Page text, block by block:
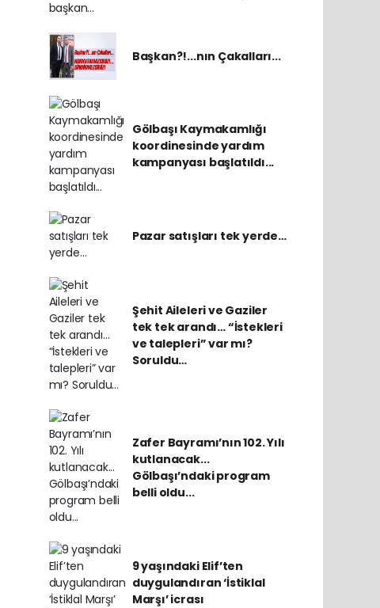
Başkan?!...nın Çakalları...
Gölbaşı Kaymakamlığı
koordinesinde yardım
kampanyası başlatıldı...
Pazar satışları tek yerde…
Şehit Aileleri ve Gaziler
tek tek arandı… “İstekleri
ve talepleri” var mı?
Soruldu…
Zafer Bayramı’nın 102. Yılı
kutlanacak...
Gölbaşı’ndaki program
belli oldu...
9 yaşındaki Elif’ten
duygulandıran ‘İstiklal
Marşı’ icrası